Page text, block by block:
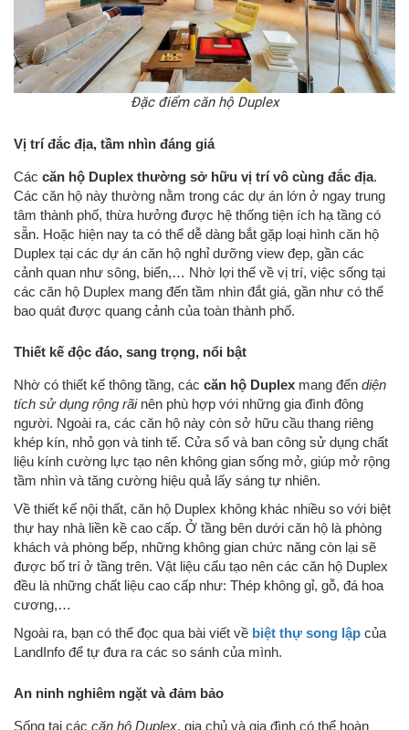
Đặc điểm căn hộ Duplex
Vị trí đắc địa, tầm nhìn đáng giá
Các căn hộ Duplex thường sở hữu vị trí vô cùng đắc địa.
Các căn hộ này thường nằm trong các dự án lớn ở ngay trung
tâm thành phố, thừa hưởng được hệ thống tiện ích hạ tầng có
sẵn. Hoặc hiện nay ta có thể dễ dàng bắt gặp loại hình căn hộ
Duplex tại các dự án căn hộ nghỉ dưỡng view đẹp, gần các
cảnh quan như sông, biển,… Nhờ lợi thế về vị trí, việc sống tại
các căn hộ Duplex mang đến tầm nhìn đắt giá, gần như có thể
bao quát được quang cảnh của toàn thành phố.
Thiết kế độc đáo, sang trọng, nổi bật
Nhờ có thiết kế thông tầng, các căn hộ Duplex mang đến diện
tích sử dụng rộng rãinên phù hợp với những gia đình đông
người. Ngoài ra, các căn hộ này còn sở hữu cầu thang riêng
khép kín, nhỏ gọn và tinh tế. Cửa sổ và ban công sử dụng chất
liệu kính cường lực tạo nên không gian sống mở, giúp mở rộng
tầm nhìn và tăng cường hiệu quả lấy sáng tự nhiên.
Về thiết kế nội thất, căn hộ Duplex không khác nhiều so với biệt
thự hay nhà liền kề cao cấp. Ở tầng bên dưới căn hộ là phòng
khách và phòng bếp, những không gian chức năng còn lại sẽ
được bố trí ở tầng trên. Vật liệu cấu tạo nên các căn hộ Duplex
đều là những chất liệu cao cấp như: Thép không gỉ, gỗ, đá hoa
cương,…
Ngoài ra, bạn có thể đọc qua bài viết về biệt thự song lập của
LandInfo để tự đưa ra các so sánh của mình.
An ninh nghiêm ngặt và đảm bảo
Sống tại các căn hộ Duplex, gia chủ và gia đình có thể hoàn